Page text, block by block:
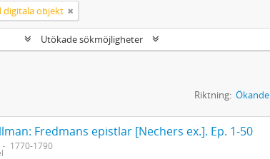
digitala objekt
Utökade sökmöjligheter
Riktning: Ökande
Fredmans epistlar [Nechers ex.]. Ep. 1-50
1770-1790